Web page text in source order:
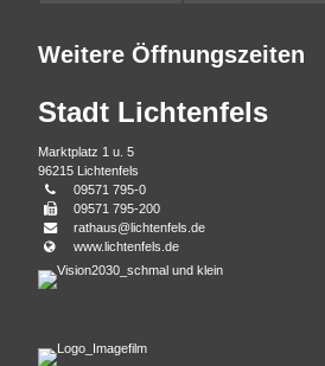
Weitere Öffnungszeiten
Stadt Lichtenfels
Marktplatz 1 u. 5
96215 Lichtenfels
Telefonnummer
09571 795-0
Faxnummer
09571 795-200
E-
Mail
Adresse
rathaus@lichtenfels.de
Webseite
www.lichtenfels.de